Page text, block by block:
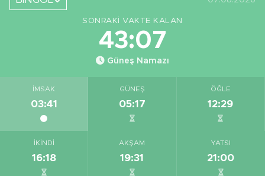
SONRAKI VAKTE KALAN
43:06
Güneş Namazı
İMSAK
03:41
GÜNEŞ
05:17
ÖĞLE
12:29
İKINDI
16:18
AKŞAM
19:31
YATSI
21:00